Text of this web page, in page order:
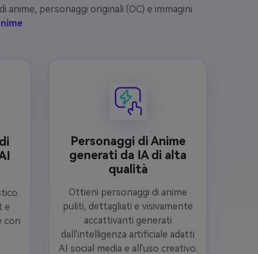
anime, personaggi originali (OC) e immagini
.
e
con
Personaggi di Anime
generati da IA di alta
qualità
Ottieni personaggi di anime
puliti, dettagliati e visivamente
accattivanti generati
dall'intelligenza artificiale adatti
AI social media e all'uso creativo.